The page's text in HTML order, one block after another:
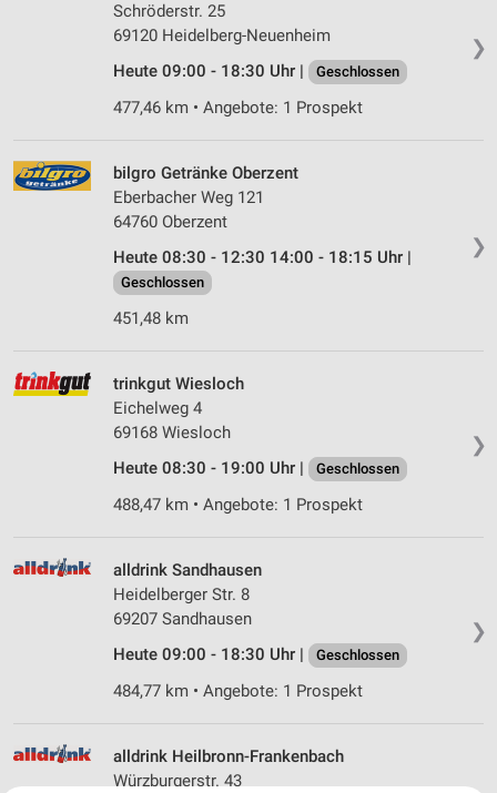
❯
Schröderstr. 25
69120 Heidelberg-Neuenheim
Heute 09:00 - 18:30 Uhr |
Geschlossen
477,46 km • Angebote: 1 Prospekt
❯
bilgro Getränke Oberzent
Eberbacher Weg 121
64760 Oberzent
Heute 08:30 - 12:30 14:00 - 18:15 Uhr |
Geschlossen
451,48 km
❯
trinkgut Wiesloch
Eichelweg 4
69168 Wiesloch
Heute 08:30 - 19:00 Uhr |
Geschlossen
488,47 km • Angebote: 1 Prospekt
❯
alldrink Sandhausen
Heidelberger Str. 8
69207 Sandhausen
Heute 09:00 - 18:30 Uhr |
Geschlossen
484,77 km • Angebote: 1 Prospekt
alldrink Heilbronn-Frankenbach
Würzburgerstr. 43